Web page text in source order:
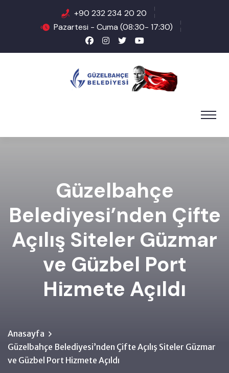
+90 232 234 20 20
Pazartesi - Cuma (08:30- 17:30)
Güzelbahçe
Belediyesi’nden Çifte
Açılış Siteler Güzmar
ve Güzbel Port
Hizmete Açıldı
Anasayfa
Güzelbahçe Belediyesi’nden Çifte Açılış Siteler Güzmar
ve Güzbel Port Hizmete Açıldı